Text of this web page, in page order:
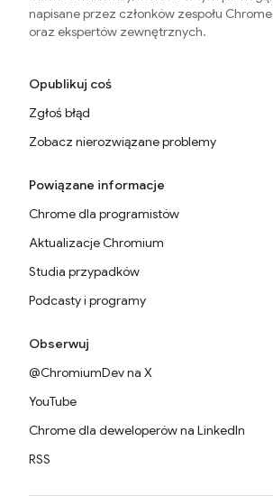
napisane przez członków zespołu Chrome
oraz ekspertów zewnętrznych.
Opublikuj coś
Zgłoś błąd
Zobacz nierozwiązane problemy
Powiązane informacje
Chrome dla programistów
Aktualizacje Chromium
Studia przypadków
Podcasty i programy
Obserwuj
@ChromiumDev na X
YouTube
Chrome dla deweloperów na LinkedIn
RSS